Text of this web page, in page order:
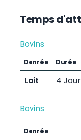
Temps
Bovins
Denrée Durée
Lait 4 Jour
Bovins
Denrée